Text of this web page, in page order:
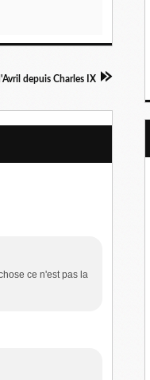
depuis Charles IX
ce n'est pas la